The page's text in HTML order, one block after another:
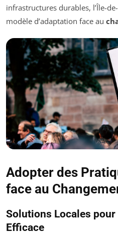
infrastructures durables, l’Île-
modèle d’adaptation face au
Adopter des
face au
Solutions Locales
Efficace